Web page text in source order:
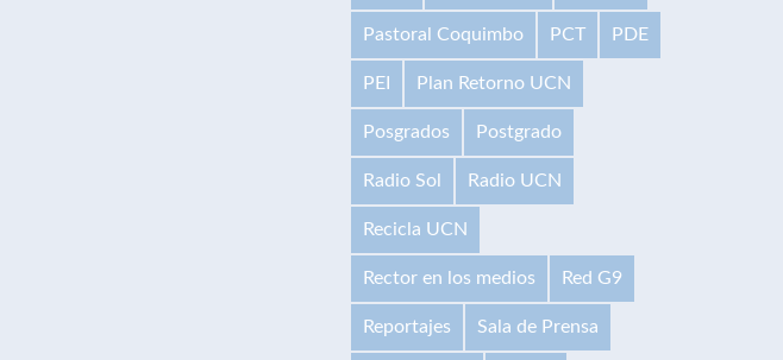
Pastoral Coquimbo PCT PDE
PEI Plan Retorno UCN
Posgrados Postgrado
Radio Sol Radio UCN
Recicla UCN
Rector en los medios Red G9
Reportajes Sala de Prensa